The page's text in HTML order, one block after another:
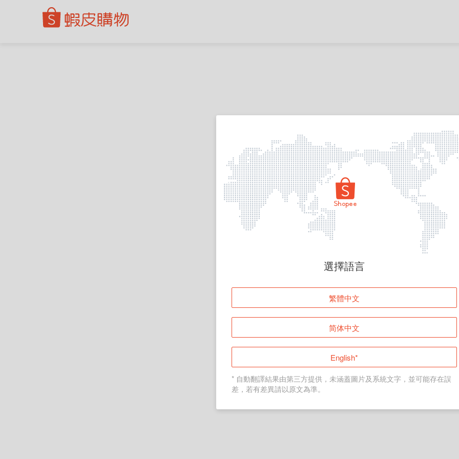
頁面無法顯示
登入
返回首頁
選擇語言
繁體中文
简体中文
English*
* 自動翻譯結果由第三方提供，未涵蓋圖片及系統文字，並可能存在誤
差，若有差異請以原文為準。